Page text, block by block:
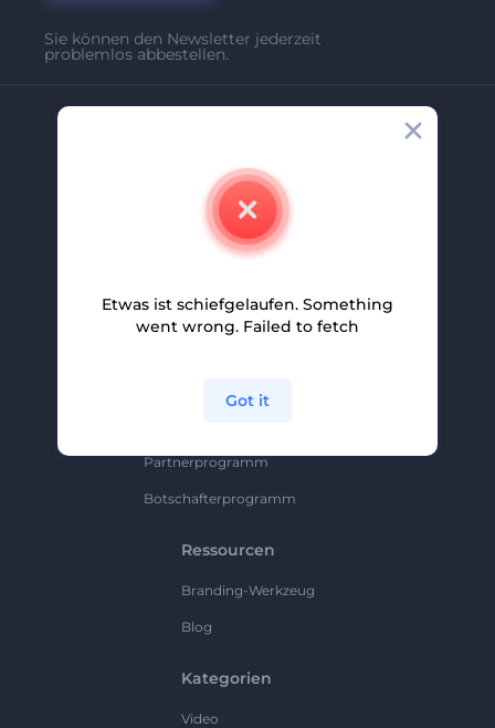
Sie können den Newsletter jederzeit
problemlos abbestellen.
Partnerprogramm
Partnerprogramm
Botschafterprogramm
Ressourcen
Branding-Werkzeug
Blog
Kategorien
Video
Etwas ist schiefgelaufen. Something
went wrong. Failed to fetch
Got it